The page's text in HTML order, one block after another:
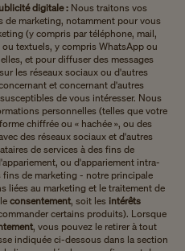
digitale : Nous traitons vos
de marketing, notamment pour vous
(y compris par téléphone, mail,
textuels, y compris WhatsApp ou
et pour diffuser des messages
les réseaux sociaux ou d'autres
et concernant d'autres
de vous intéresser. Nous
personnelles (telles que votre
chiffrée ou « hachée », ou des
des réseaux sociaux et d'autres
de services à des fins de
ou d'appariement intra-
de marketing - notre principale
liées au marketing et le traitement de
consentement, soit les intérêts
certains produits). Lorsque
, vous pouvez le retirer à tout
indiquée ci-dessous dans la section